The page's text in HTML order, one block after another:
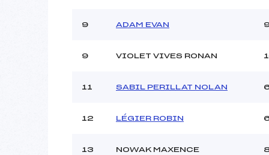
9 ADAM EVAN
9 VIOLET VIVES RONAN
11 SABIL PERILLAT NOLAN
12 LÉGIER ROBIN
13 NOWAK MAXENCE